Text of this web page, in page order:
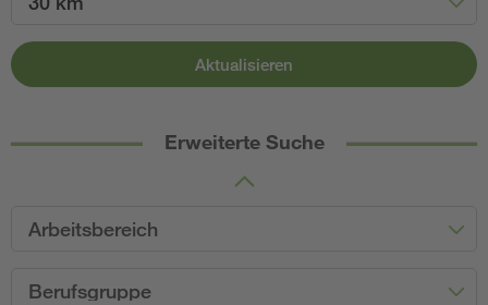
Aktualisieren
Erweiterte Suche
Arbeitsbereich
Berufsgruppe